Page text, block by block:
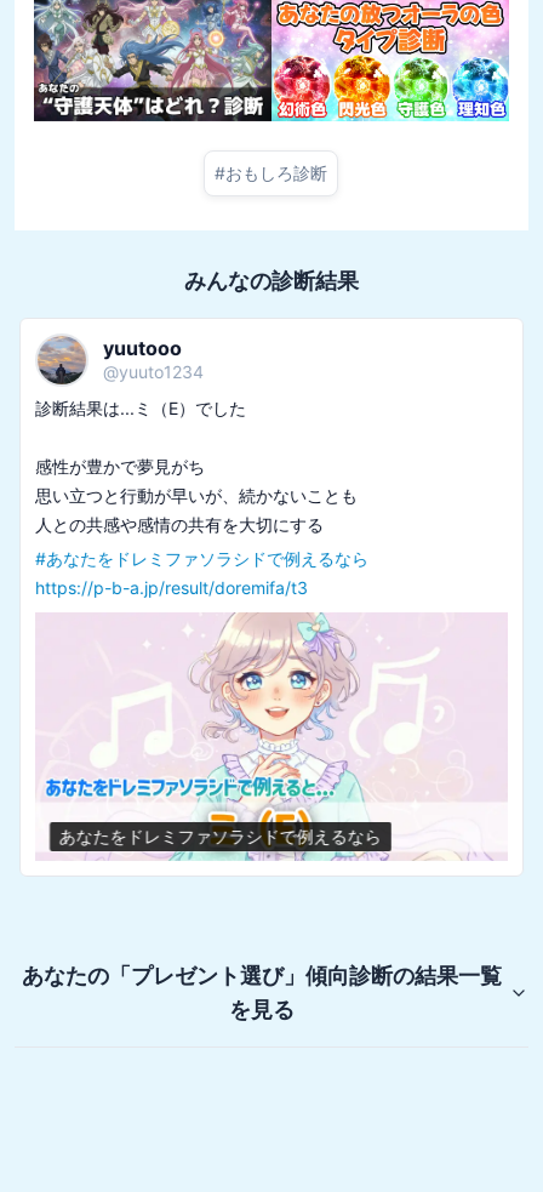
#おもしろ診断
みんなの診断結果
yuutooo
@yuuto1234
診断結果は...ミ（E）でした
感性が豊かで夢見がち
思い立つと行動が早いが、続かないことも
#あなたをドレミファソラシドで例えるなら
https://p-b-a.jp/result/doremifa/t3
あなたをドレミファソラシドで例えるなら
あなたの「プレゼント選び」傾向診断の結果一覧
を見る